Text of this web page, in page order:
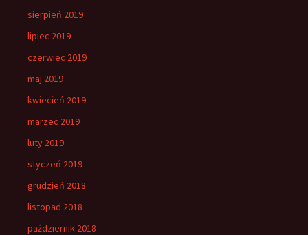
sierpień 2019
lipiec 2019
czerwiec 2019
maj 2019
kwiecień 2019
marzec 2019
luty 2019
styczeń 2019
grudzień 2018
listopad 2018
październik 2018